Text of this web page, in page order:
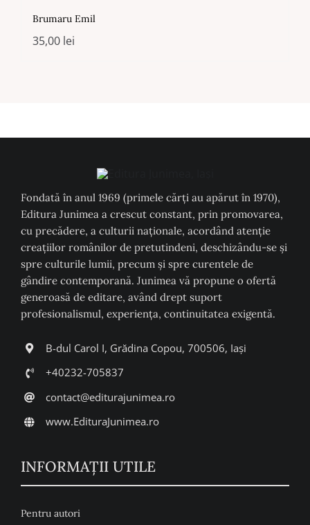
Brumaru Emil
35,00 lei
Fondată în anul 1969 (primele cărți au apărut în 1970),
Editura Junimea a crescut constant, prin promovarea,
cu precădere, a culturii naţionale, acordând atenţie
creaţiilor românilor de pretutindeni, deschizându-se şi
spre culturile lumii, precum şi spre curentele de
gândire contemporană. Junimea vă propune o ofertă
generoasă de editare, având drept suport
profesionalismul, experiența, continuitatea exigentă.
B-dul Carol I, Grădina Copou, 700506, Iași
+40232-705837
contact@editurajunimea.ro
www.EdituraJunimea.ro
INFORMAŢII UTILE
Pentru autori